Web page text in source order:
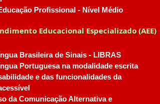
Profissional - Nível Médio
Educacional Especializado (AEE)
Brasileira de Sinais - LIBRAS
Portuguesa na modalidade escrita
e das funcionalidades da
da Comunicação Alternativa e